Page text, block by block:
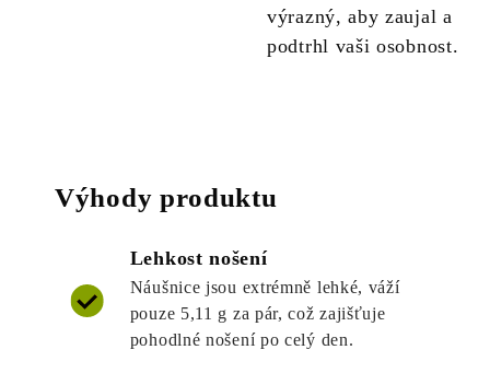
výrazný, aby zaujal a
podtrhl vaši osobnost.
Výhody produktu
Lehkost nošení
Náušnice jsou extrémně lehké, váží
pouze 5,11 g za pár, což zajišťuje
pohodlné nošení po celý den.